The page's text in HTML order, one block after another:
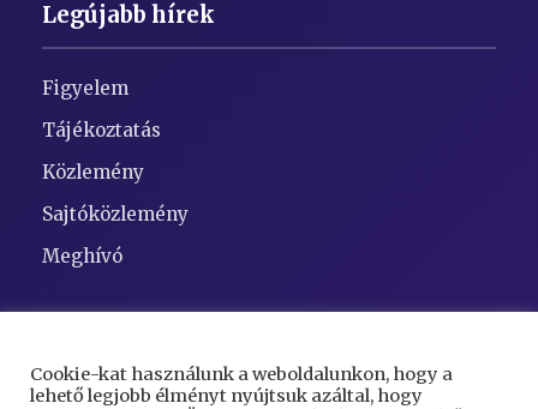
Legújabb hírek
Figyelem
Tájékoztatás
Közlemény
Sajtóközlemény
Meghívó
Cookie-kat használunk a weboldalunkon, hogy a
lehető legjobb élményt nyújtsuk azáltal, hogy